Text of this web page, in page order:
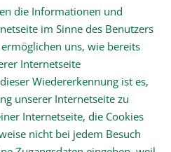
die Informationen und
im Sinne des Benutzers
uns, wie bereits
Internetseite
Wiedererkennung ist es,
unserer Internetseite zu
Internetseite, die Cookies
nicht bei jedem Besuch